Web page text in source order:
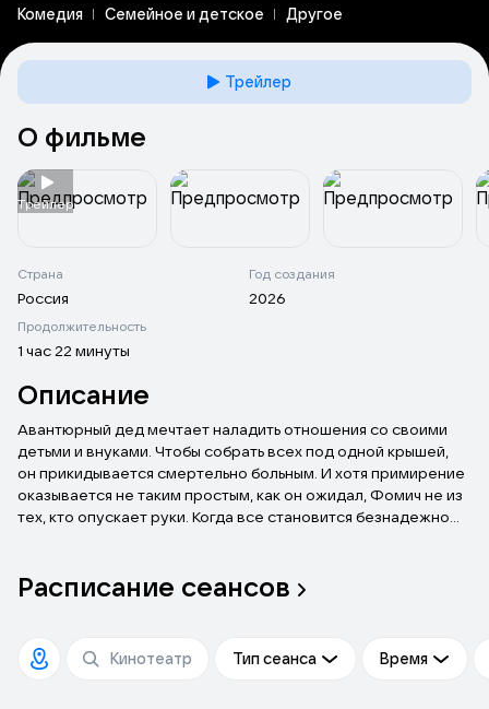
Комедия Семейное и детское Другое
Трейлер
О фильме
Tрейлер
Страна
Россия
Год создания
2026
Продолжительность
1 час 22 минуты
Описание
Авантюрный дед мечтает наладить отношения со своими
детьми и внуками. Чтобы собрать всех под одной крышей,
он прикидывается смертельно больным. И хотя примирение
оказывается не таким простым, как он ожидал, Фомич не из
тех, кто опускает руки. Когда все становится безнадежно
Расписание сеансов
Тип сеанса Время